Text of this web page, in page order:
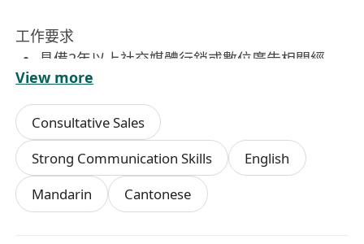
工作要求
具備2年以上社交媒體行銷或數位廣告相關經
驗，熟悉小紅書生態（如搜索邏輯、筆記分發機
制、薯條投放）及Instagram演算法與廣告後臺
操作（Meta Business Suite / Ads
Manager）。
精通粵語及普通話，具備優秀的中英文書寫與溝
通能力，能獨立撰寫平臺文案、簡報與合作提
案。
View more
Consultative Sales
Strong Communication Skills
English
Mandarin
Cantonese